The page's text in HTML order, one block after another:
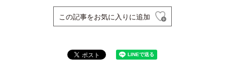
この記事をお気に入りに追加